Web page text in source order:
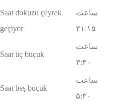
ساعت
۲۱:۱۵
Saat dokuzu çeyrek
geçiyor
ساعت
۳:۳۰
Saat üç buçuk
ساعت
۵:۳۰
Saat beş buçuk